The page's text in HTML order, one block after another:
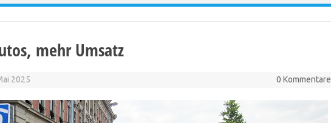
mehr Umsatz
2025 0 Kommentare